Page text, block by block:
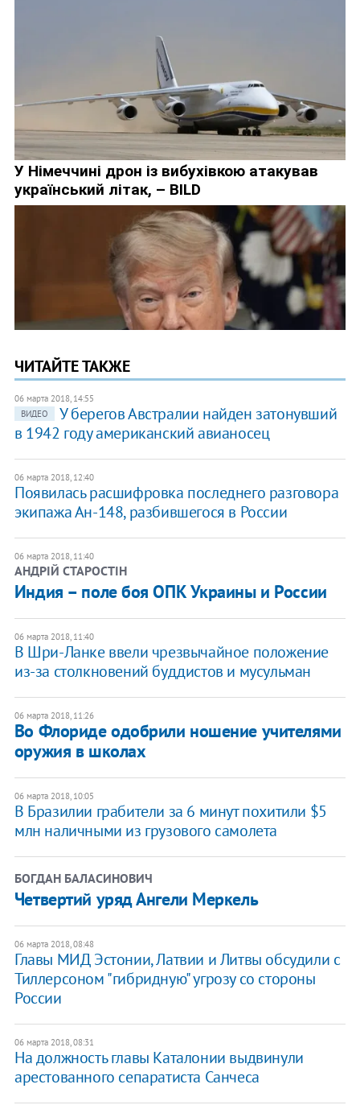
ЧИТАЙТЕ ТАКЖЕ
06 марта 2018, 14:55
ВИДЕО
У берегов Австралии найден затонувший
в 1942 году американский авианосец
06 марта 2018, 12:40
Появилась расшифровка последнего разговора
экипажа Ан-148, разбившегося в России
06 марта 2018, 11:40
АНДРІЙ СТАРОСТІН
Индия – поле боя ОПК Украины и России
06 марта 2018, 11:40
В Шри-Ланке ввели чрезвычайное положение
из-за столкновений буддистов и мусульман
06 марта 2018, 11:26
Во Флориде одобрили ношение учителями
оружия в школах
06 марта 2018, 10:05
В Бразилии грабители за 6 минут похитили $5
млн наличными из грузового самолета
БОГДАН БАЛАСИНОВИЧ
Четвертий уряд Ангели Меркель
06 марта 2018, 08:48
Главы МИД Эстонии, Латвии и Литвы обсудили с
Тиллерсоном "гибридную" угрозу со стороны
России
06 марта 2018, 08:31
На должность главы Каталонии выдвинули
арестованного сепаратиста Санчеса